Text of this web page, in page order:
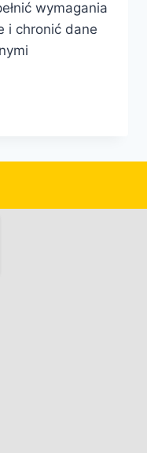
wymagania
i chronić dane